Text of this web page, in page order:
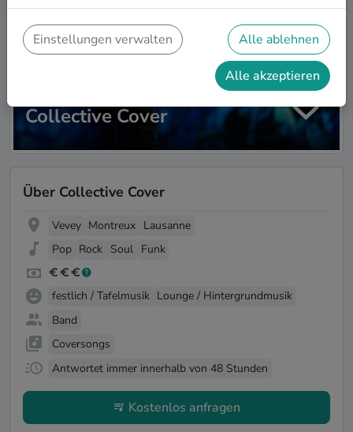
Collective Cover
Über Collective Cover
Vevey Montreux Lausanne
Pop Rock Soul Funk
festlich / Tafelmusik Lounge / Hintergrundmusik
Band
Coversongs
Antwortet immer innerhalb von 48 Stunden
Kostenlos anfragen
Einstellungen verwalten Alle ablehnen
Alle akzeptieren